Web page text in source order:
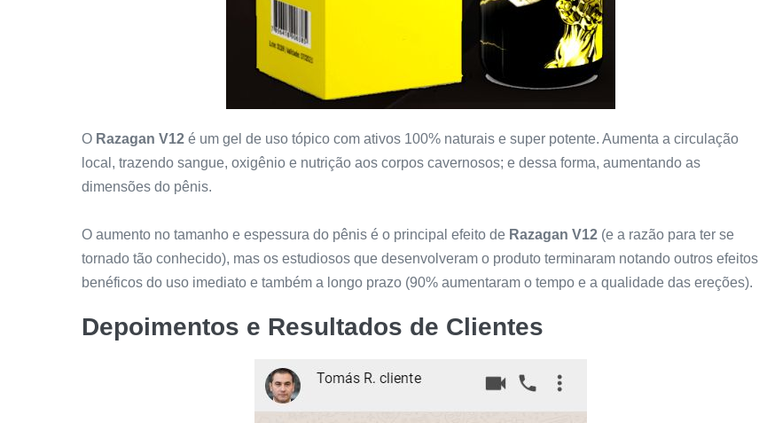
O Razagan V12 é um gel de uso tópico com ativos 100% naturais e super potente. Aumenta a circulação
local, trazendo sangue, oxigênio e nutrição aos corpos cavernosos; e dessa forma, aumentando as
dimensões do pênis.
O aumento no tamanho e espessura do pênis é o principal efeito de Razagan V12 (e a razão para ter se
tornado tão conhecido), mas os estudiosos que desenvolveram o produto terminaram notando outros efeitos
benéficos do uso imediato e também a longo prazo (90% aumentaram o tempo e a qualidade das ereções).
Depoimentos e Resultados de Clientes